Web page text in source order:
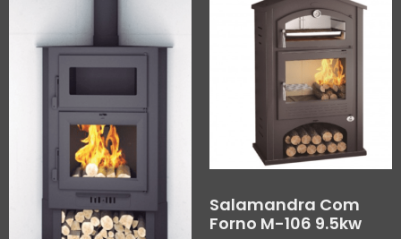
Salamandra Com
Forno M-106 9.5kw